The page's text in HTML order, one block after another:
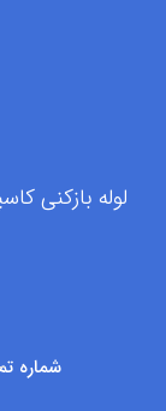
شماره تماس :